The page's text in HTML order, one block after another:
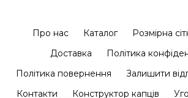
Про нас Каталог Розмірна
Доставка
Політика
Політика повернення
Залишити
Контакти
Конструктор капців